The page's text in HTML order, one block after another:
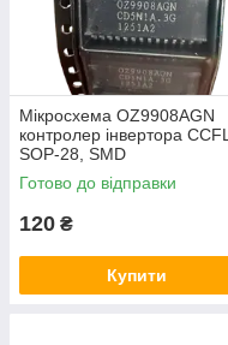
Мікросхема OZ9908AGN
контролер інвертора CCFL,
SOP-28, SMD
Готово до відправки
120 ₴
Купити